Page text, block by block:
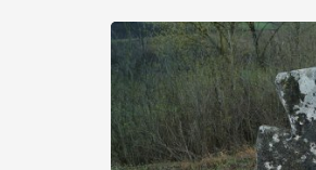
Наддністрянське
сіл. У селі є мурована